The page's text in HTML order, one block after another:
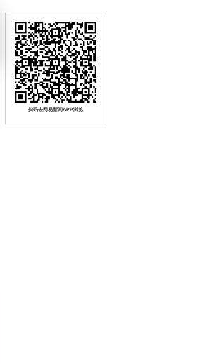
扫码去网易新闻APP浏览